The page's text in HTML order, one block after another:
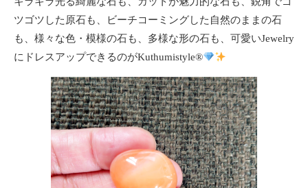
ツゴツした原石も、ビーチコーミングした自然のままの石
も、様々な色・模様の石も、多様な形の石も、可愛いJewelry
にドレスアップできるのがKuthumistyle®️